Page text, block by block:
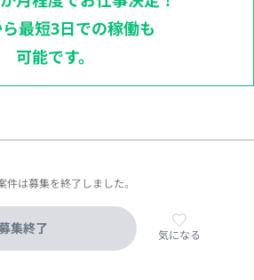
最短3日での稼働も
可能です。
件は募集を終了しました。
募集終了 気になる